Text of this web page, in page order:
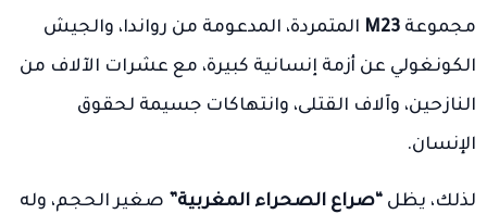
مجموعة M23 المتمردة، المدعومة من رواندا، والجيش
الكونغولي عن أزمة إنسانية كبيرة، مع عشرات الآلاف من
النازحين، وآلاف القتلى، وانتهاكات جسيمة لحقوق
الإنسان.
لذلك، يظل “صراع الصحراء المغربية” صغير الحجم، وله